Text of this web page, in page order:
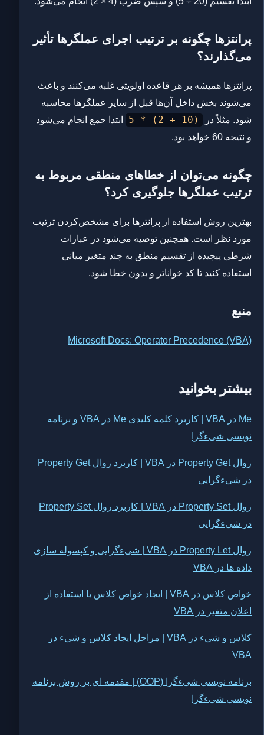
پرانتزها چگونه بر ترتیب اجرای عملگرها تأثیر
می‌گذارند؟
پرانتزها همیشه بر هر قاعده اولویتی غلبه می‌کنند و باعث
می‌شوند بخش داخل آن‌ها قبل از سایر عملگرها محاسبه
شود. مثلاً در
(10 + 2) * 5
ابتدا جمع انجام می‌شود
و نتیجه 60 خواهد بود.
چگونه می‌توان از خطاهای منطقی مربوط به
ترتیب عملگرها جلوگیری کرد؟
بهترین روش استفاده از پرانتزها برای مشخص‌کردن ترتیب
مورد نظر است. همچنین توصیه می‌شود در عبارات
شرطی پیچیده از تقسیم منطق به چند متغیر میانی
استفاده کنید تا کد خواناتر و بدون خطا شود.
منبع
Microsoft Docs: Operator Precedence (VBA)
بیشتر بخوانید
Me در VBA | کاربرد کلمه کلیدی Me در VBA و برنامه
نویسی شیءگرا
روال Property Get در VBA | کاربرد روال Property Get
در شیءگرایی
روال Property Set در VBA | کاربرد روال Property Set
در شیءگرایی
روال Property Let در VBA | شیءگرایی و کپسوله سازی
داده ها در VBA
خواص کلاس در VBA | ایجاد خواص کلاس با استفاده از
اعلان متغیر در VBA
کلاس و شیء در VBA | مراحل ایجاد کلاس و شیء در
VBA
برنامه نویسی شیءگرا (OOP) | مقدمه ای بر روش برنامه
نویسی شیءگرا